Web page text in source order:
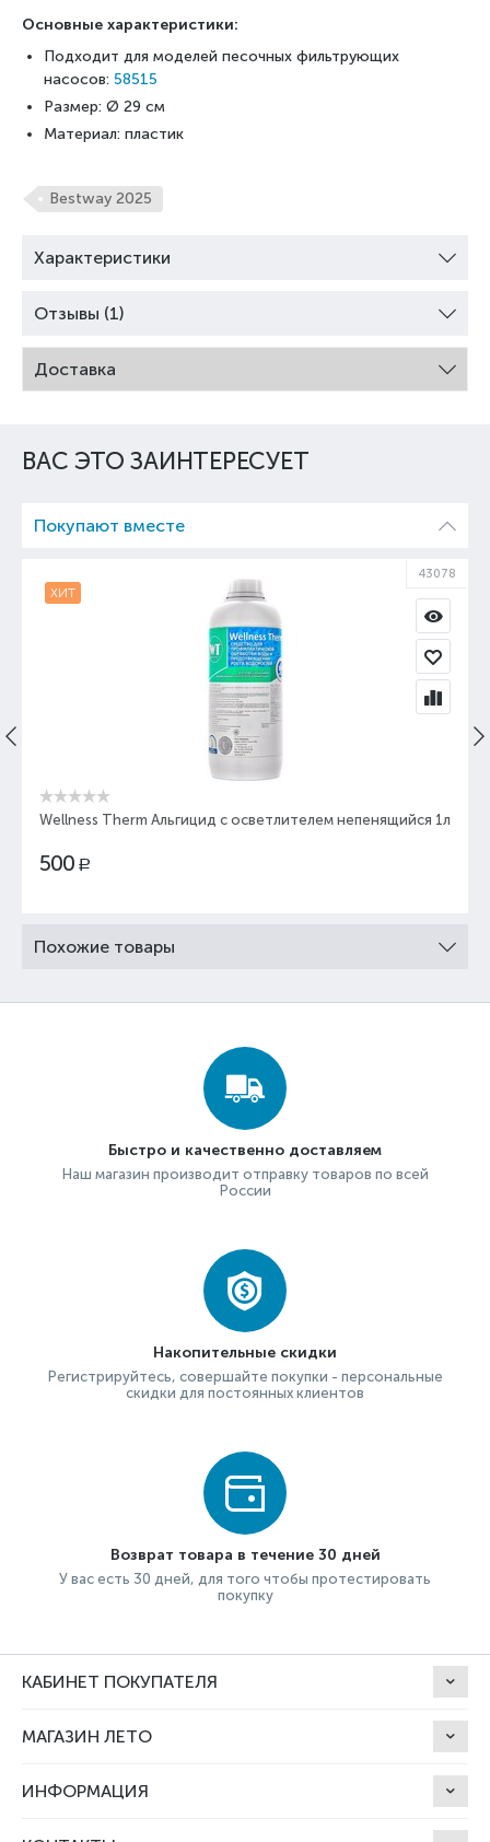
Основные характеристики:
Подходит для моделей песочных фильтрующих
насосов: 58515
Размер: Ø 29 см
Материал: пластик
Bestway 2025
Характеристики
Отзывы (1)
Доставка
ВАС ЭТО ЗАИНТЕРЕСУЕТ
Покупают вместе
ХИТ
43078
Wellness Therm Альгицид с осветлителем непенящийся 1л
500 Р
Похожие товары
Быстро и качественно доставляем
Наш магазин производит отправку товаров по всей
России
Накопительные скидки
Регистрируйтесь, совершайте покупки - персональные
скидки для постоянных клиентов
Возврат товара в течение 30 дней
У вас есть 30 дней, для того чтобы протестировать
покупку
КАБИНЕТ ПОКУПАТЕЛЯ
МАГАЗИН ЛЕТО
ИНФОРМАЦИЯ